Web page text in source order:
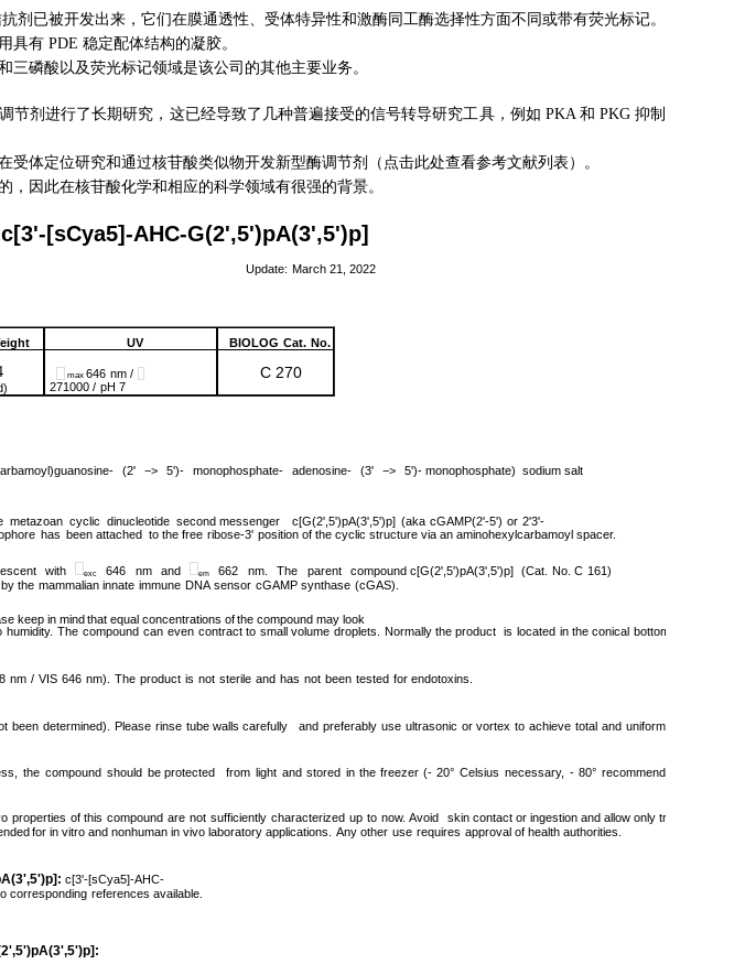
剂已被开发出来，它们在膜通透性、受体特异性和激酶同工酶选择性方面不同或带有荧光标记。
有 PDE 稳定配体结构的凝胶。
三磷酸以及荧光标记领域是该公司的其他主要业务。
节剂进行了长期研究，这已经导致了几种普遍接受的信号转导研究工具，例如 PKA 和 PKG 抑制
受体定位研究和通过核苷酸类似物开发新型酶调节剂（点击此处查看参考文献列表）。
因此在核苷酸化学和相应的科学领域有很强的背景。
c[3'-[sCya5]-AHC-G(2',5')pA(3',5')p]
Update: March 21, 2022
UV BIOLOG Cat. No.
max 646 nm /
271000 / pH 7
C 270
(2' −> 5')- monophosphate- adenosine- (3' −> 5')- monophosphate) sodium salt
metazoan cyclic dinucleotide second messenger c[G(2',5')pA(3',5')p] (aka cGAMP(2'-5') or 2'3'-
has been attached to the free ribose-3' position of the cyclic structure via an aminohexylcarbamoyl spacer.
with exc 646 nm and em 662 nm. The parent compound c[G(2',5')pA(3',5')p] (Cat. No. C 161)
by the mammalian innate immune DNA sensor cGAMP synthase (cGAS).
keep in mindthat equal concentrations ofthe compound may look
humidity. The compound can even contract to small volume droplets. Normally the product is located in the conical bottom of the tube.
nm / VIS 646 nm). The product is not sterile and has not been tested for endotoxins.
been determined). Please rinse tube walls carefully and preferably use ultrasonic or vortex to achieve total and uniform
the compound should be protected from light and stored in the freezer (- 20° Celsius necessary, - 80° recommended),
properties of this compound are not sufficiently characterized up to now. Avoid skin contact or ingestion and allow only trained
for in vitro and nonhuman in vivo laboratory applications. Any other use requires approval of health authorities.
c[3'-[sCya5]-AHC-
corresponding references available.